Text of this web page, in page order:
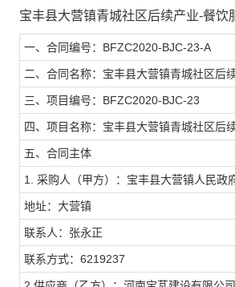
宝丰县大营镇青城社区后续产业-餐饮
一、合同编号：BFZC2020-BJC-23-A
二、合同名称：宝丰县大营镇青城社区后
三、项目编号：BFZC2020-BJC-23
四、项目名称：宝丰县大营镇青城社区后
五、合同主体
1. 采购人（甲方）：宝丰县大营镇人民政
地址：大营镇
联系人：张永正
联系方式：6219237